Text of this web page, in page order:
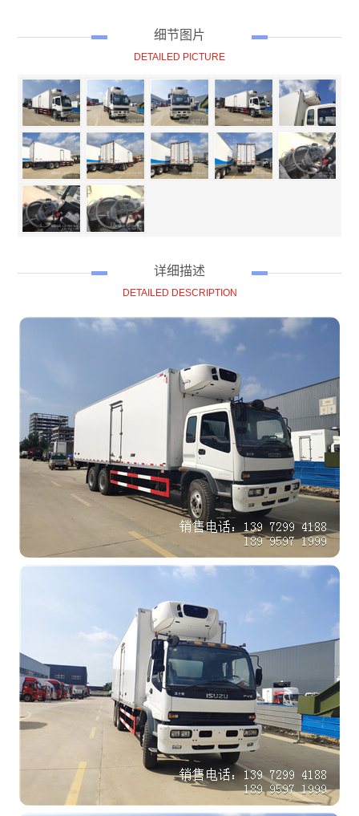
细节图片
DETAILED PICTURE
详细描述
DETAILED DESCRIPTION